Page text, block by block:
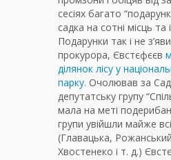
сесіях багато
садка на сотні місць та
Подарунки так і не
прокурора, Євстєфєєв
ділянок лісу у
парку. Очолював за
депутатську групу
мала на меті
групи увійшли майже
(Главацька,
Хвостенеко і т. д.)